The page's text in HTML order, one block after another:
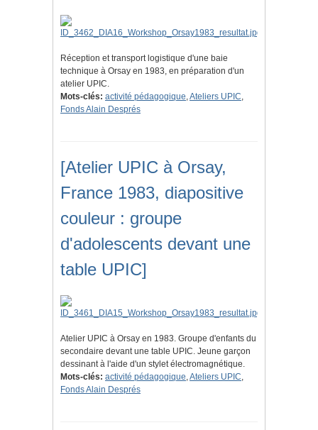
Réception et transport logistique d'une baie
technique à Orsay en 1983, en préparation d'un
atelier UPIC.
Mots-clés: activité pédagogique,Ateliers UPIC,
Fonds Alain Després
[Atelier UPIC à Orsay,
France 1983, diapositive
couleur : groupe
d'adolescents devant une
table UPIC]
Atelier UPIC à Orsay en 1983. Groupe d'enfants du
secondaire devant une table UPIC. Jeune garçon
dessinant à l'aide d'un stylet électromagnétique.
Mots-clés: activité pédagogique,Ateliers UPIC,
Fonds Alain Després